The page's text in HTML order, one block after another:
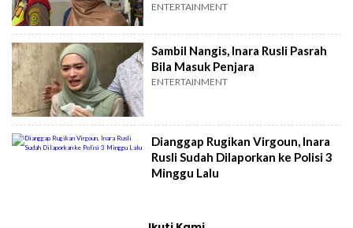
ENTERTAINMENT
Sambil Nangis, Inara Rusli Pasrah
Bila Masuk Penjara
ENTERTAINMENT
Dianggap Rugikan Virgoun, Inara
Rusli Sudah Dilaporkan ke Polisi 3
Minggu Lalu